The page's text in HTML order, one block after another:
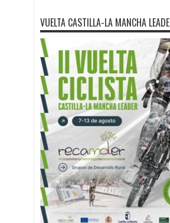
VUELTA CASTILLA-LA MANCHA